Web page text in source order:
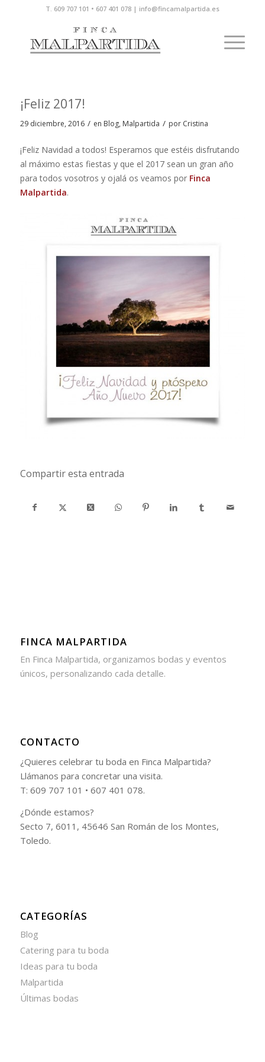
T. 609 707 101 • 607 401 078 | info@fincamalpartida.es
¡Feliz 2017!
29 diciembre, 2016 / en Blog, Malpartida / por Cristina
¡Feliz Navidad a todos! Esperamos que estéis disfrutando
al máximo estas fiestas y que el 2017 sean un gran año
para todos vosotros y ojalá os veamos por Finca
Malpartida.
Compartir esta entrada
FINCA MALPARTIDA
En Finca Malpartida, organizamos bodas y eventos
únicos, personalizando cada detalle.
CONTACTO
¿Quieres celebrar tu boda en Finca Malpartida?
Llámanos para concretar una visita.
T: 609 707 101 • 607 401 078.
¿Dónde estamos?
Secto 7, 6011, 45646 San Román de los Montes,
Toledo.
CATEGORÍAS
Blog
Catering para tu boda
Ideas para tu boda
Malpartida
Últimas bodas